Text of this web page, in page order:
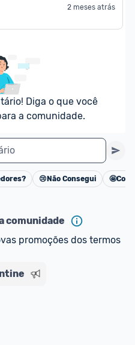
2 meses atrás
Diga o que você
a comunidade.
Cancelar
😢 Não Consegui 🤩
comunidade
promoções dos termos